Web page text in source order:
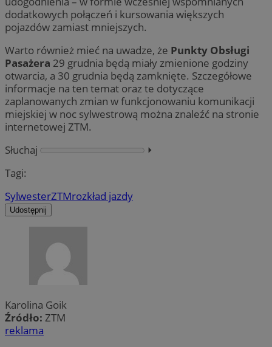
dodatkowych połączeń i kursowania większych
pojazdów zamiast mniejszych.
Warto również mieć na uwadze, że Punkty Obsługi
Pasażera 29 grudnia będą miały zmienione godziny
otwarcia, a 30 grudnia będą zamknięte. Szczegółowe
informacje na ten temat oraz te dotyczące
zaplanowanych zmian w funkcjonowaniu komunikacji
miejskiej w noc sylwestrową można znaleźć na stronie
internetowej ZTM.
Słuchaj
⏵︎
Tagi:
SylwesterZTMrozkład jazdy
Udostępnij
Karolina Goik
Źródło: ZTM
reklama